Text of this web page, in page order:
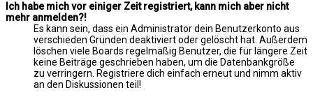
Ich habe mich vor einiger Zeit registriert, kann mich aber nicht
mehr anmelden?!
Es kann sein, dass ein Administrator dein Benutzerkonto aus
verschieden Gründen deaktiviert oder gelöscht hat. Außerdem
löschen viele Boards regelmäßig Benutzer, die für längere Zeit
keine Beiträge geschrieben haben, um die Datenbankgröße
zu verringern. Registriere dich einfach erneut und nimm aktiv
an den Diskussionen teil!